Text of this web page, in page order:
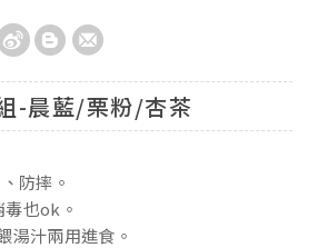
-晨藍/栗粉/杏茶
防摔。
也ok。
湯汁兩用進食。